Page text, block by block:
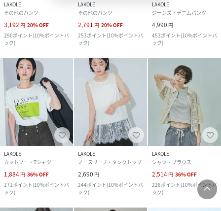
LAKOLE
その他のパンツ
3,192 円 20%OFF
290ポイント(10%ポイントバ
ック)
LAKOLE
その他のパンツ
2,791 円 20%OFF
253ポイント(10%ポイントバ
ック)
LAKOLE
ジーンズ・デニムパンツ
4,990 円
453ポイント(10%ポイントバ
ック)
LAKOLE
カットソー・Tシャツ
1,884 円 36%OFF
171 ポイント(10%ポイントバ
ック)
LAKOLE
ノースリーブ・タンクトップ
2,690 円
244ポイント(10%ポイントバ
ック)
LAKOLE
シャツ・ブラウス
2,514 円 36%OFF
228ポイント(10%ポイントバ
ック)